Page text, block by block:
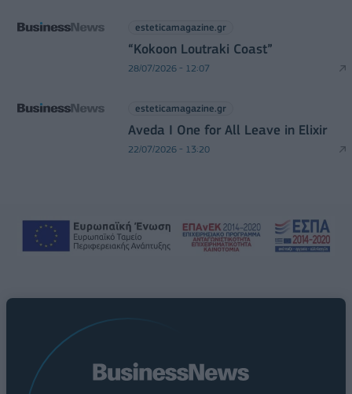
esteticamagazine.gr
“Kokoon Loutraki Coast”
28/07/2026 - 12:07
esteticamagazine.gr
Aveda I One for All Leave in Elixir
22/07/2026 - 13:20